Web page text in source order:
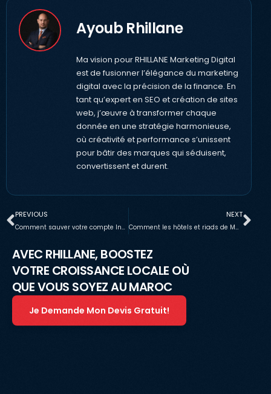
Ayoub Rhillane
Ma vision pour RHILLANE Marketing Digital
est de fusionner l’élégance du marketing
digital avec la précision de la finance. En
tant qu’expert en SEO et création de sites
web, j’œuvre à transformer chaque
donnée en une stratégie harmonieuse,
où créativité et performance s’unissent
pour bâtir des marques qui séduisent,
convertissent et durent.
PREVIOUS
Comment sauver votre compte Instagram quand l’engagement chute drastiquement
NEXT
Comment les hôtels et riads de Marrakech dominent grâce au marketing digital Instagram en 2026
AVEC RHILLANE, BOOSTEZ
VOTRE CROISSANCE LOCALE OÙ
QUE VOUS SOYEZ AU MAROC
Je Demande Mon Devis Gratuit!